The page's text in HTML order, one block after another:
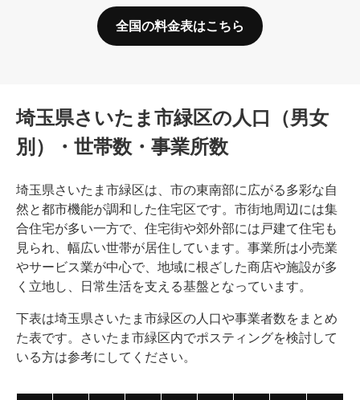
全国の料金表はこちら
埼玉県さいたま市緑区の人口（男女
別）・世帯数・事業所数
埼玉県さいたま市緑区は、市の東南部に広がる多彩な自
然と都市機能が調和した住宅区です。市街地周辺には集
合住宅が多い一方で、住宅街や郊外部には戸建て住宅も
見られ、幅広い世帯が居住しています。事業所は小売業
やサービス業が中心で、地域に根ざした商店や施設が多
く立地し、日常生活を支える基盤となっています。
下表は埼玉県さいたま市緑区の人口や事業者数をまとめ
た表です。さいたま市緑区内でポスティングを検討して
いる方は参考にしてください。